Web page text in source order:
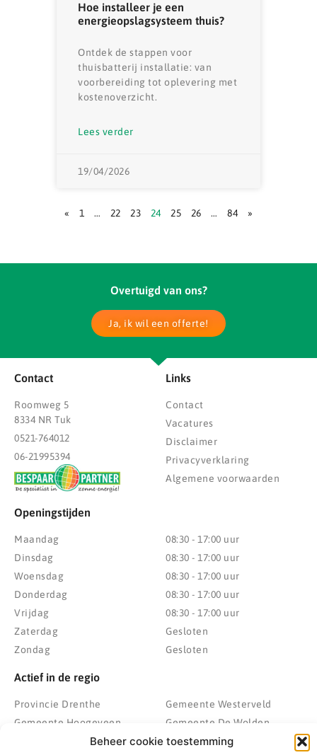
Beheer cookie toestemming
Hoe installeer je een
energieopslagsysteem thuis?
Ontdek de stappen voor
thuisbatterij installatie: van
voorbereiding tot oplevering met
kostenoverzicht.
Lees verder
19/04/2026
« 1 … 22 23 24 25 26 … 84 »
Overtuigd van ons?
Ja, ik wil een offerte!
Contact
Roomweg 5
8334 NR Tuk
0521-764012
06-21995394
Links
Contact
Vacatures
Disclaimer
Privacyverklaring
Algemene voorwaarden
Openingstijden
Maandag
Dinsdag
Woensdag
Donderdag
Vrijdag
Zaterdag
Zondag
08:30 - 17:00 uur
08:30 - 17:00 uur
08:30 - 17:00 uur
08:30 - 17:00 uur
08:30 - 17:00 uur
Gesloten
Gesloten
Actief in de regio
Provincie Drenthe
Gemeente Hoogeveen
Gemeente Meppel
Gemeente Westerveld
Gemeente De Wolden
Zwolle